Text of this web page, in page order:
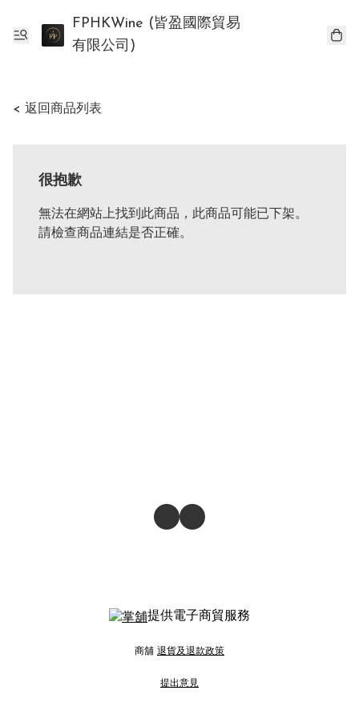
FPHKWine (皆盈國際貿易
有限公司)
< 返回商品列表
很抱歉
無法在網站上找到此商品，此商品可能已下架。
請檢查商品連結是否正確。
提供電子商貿服務
商舖 退貨及退款政策
提出意見